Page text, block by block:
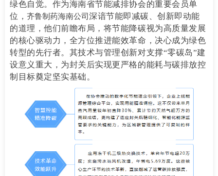
绿色自觉。作为海南省节能减排协会的重要会员单
位，齐鲁制药海南公司深谙节能即减碳、创新即动能
的道理，他们前瞻布局，将节能降碳视为高质量发展
的核心驱动力，全方位推进能效革命，决心成为绿色
转型的先行者。其技术与管理创新对支撑“零碳岛”建
设意义重大，为封关后实现更严格的能耗与碳排放控
制目标奠定坚实基础。